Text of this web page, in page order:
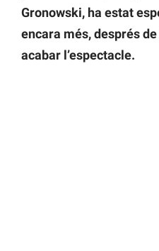
Gronowski, ha estat
encara més, després
acabar l’espectacle.